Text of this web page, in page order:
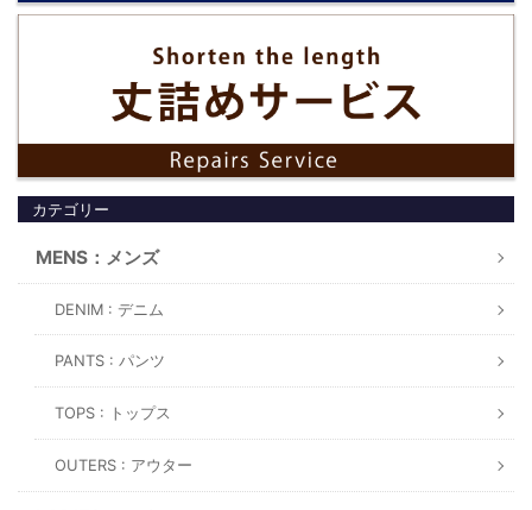
カテゴリー
MENS：メンズ
DENIM : デニム
PANTS : パンツ
TOPS : トップス
OUTERS : アウター